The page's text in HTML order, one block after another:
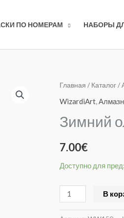
ПО НОМЕРАМ НАБОРЫ
Главная / Каталог/
WizardiArt,
Зимний
7.00€
Доступно для
Количество
товара
олень
В